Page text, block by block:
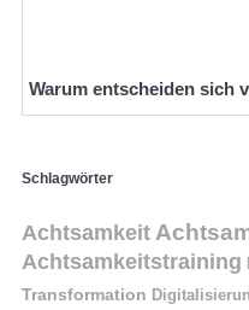
Warum entscheiden sich
Schlagwörter
Achtsamkeit
Achtsamkeitstraining
Transformation